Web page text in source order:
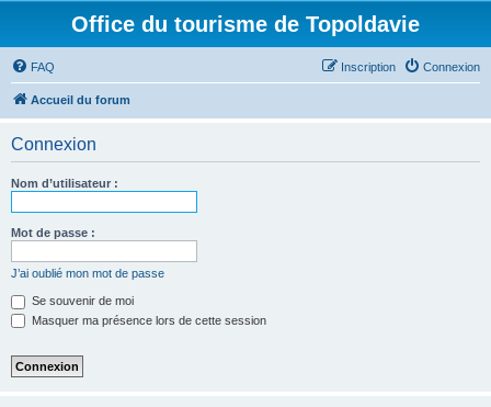
Office du tourisme de Topoldavie
FAQ Connexion
Inscription
Accueil du forum
Connexion
Nom d’utilisateur :
Mot de passe :
J’ai oublié mon mot de passe
Se souvenir de moi
Masquer ma présence lors de cette session